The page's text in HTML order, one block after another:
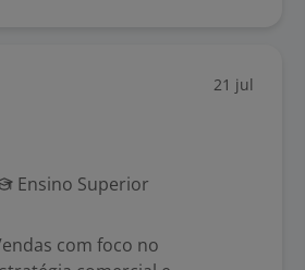
21 jul
Ensino Superior
com foco no